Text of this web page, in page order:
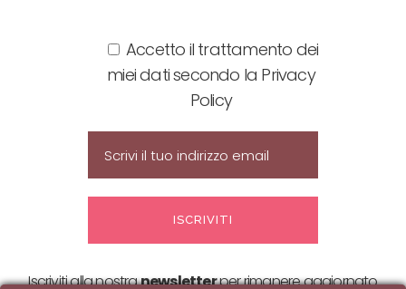
Accetto il trattamento dei
miei dati secondo la Privacy
Policy
Iscriviti alla nostranewsletterper rimanere aggiornato